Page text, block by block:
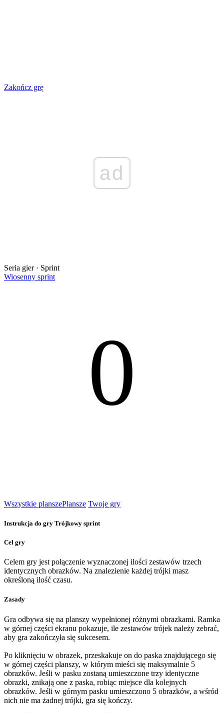
Zakończ grę
ad
Seria gier · Sprint
Wiosenny sprint
0
Wszystkie planszePlansze Twoje gry
Instrukcja do gry Trójkowy sprint
Cel gry
Celem gry jest połączenie wyznaczonej ilości zestawów trzech
identycznych obrazków. Na znalezienie każdej trójki masz
określoną ilość czasu.
Zasady
Gra odbywa się na planszy wypełnionej różnymi obrazkami. Ramka
w górnej części ekranu pokazuje, ile zestawów trójek należy zebrać,
aby gra zakończyła się sukcesem.
Po kliknięciu w obrazek, przeskakuje on do paska znajdującego się
w górnej części planszy, w którym mieści się maksymalnie 5
obrazków. Jeśli w pasku zostaną umieszczone trzy identyczne
obrazki, znikają one z paska, robiąc miejsce dla kolejnych
obrazków. Jeśli w górnym pasku umieszczono 5 obrazków, a wśród
nich nie ma żadnej trójki, gra się kończy.